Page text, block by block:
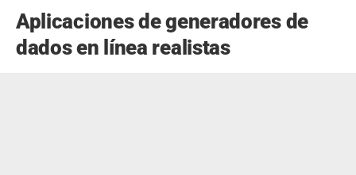
Aplicaciones de generadores de
dados en línea realistas